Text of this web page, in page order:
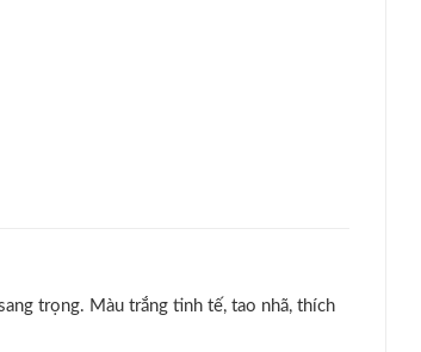
trọng. Màu trắng tinh tế, tao nhã, thích